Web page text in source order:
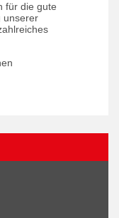
für die gute
unserer